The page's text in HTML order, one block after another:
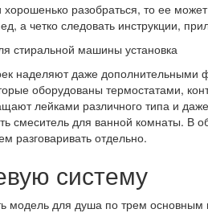
хорошенько разобраться, то ее
а четко следовать инструкции,
стиральной машины установка
наделяют даже дополнительными
оборудованы термостатами,
лейками различного типа и
смеситель для ванной комнаты. В
разговаривать отдельно.
систему
модель для душа по трем основным